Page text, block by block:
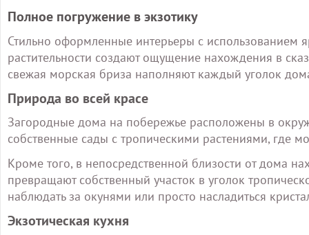
Полное погружение в экзотику
Стильно оформленные интерьеры с использованием
растительности создают ощущение нахождения в
свежая морская бриза наполняют каждый уголок
Природа во всей красе
Загородные дома на побережье расположены в
собственные сады с тропическими растениями, где
Кроме того, в непосредственной близости от дома
превращают собственный участок в уголок
наблюдать за окунями или просто насладиться
Экзотическая кухня